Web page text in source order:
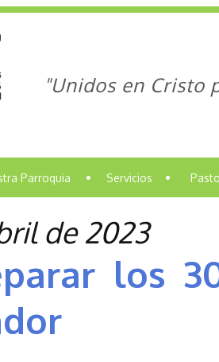
"Unidos en Cristo
Parroquia • Servicios •
de 2023
los